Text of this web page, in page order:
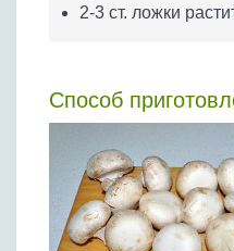
2-3 ст. ложки
Способ